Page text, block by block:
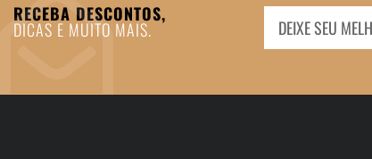
RECEBA DESCONTOS,
DICAS E MUITO MAIS.